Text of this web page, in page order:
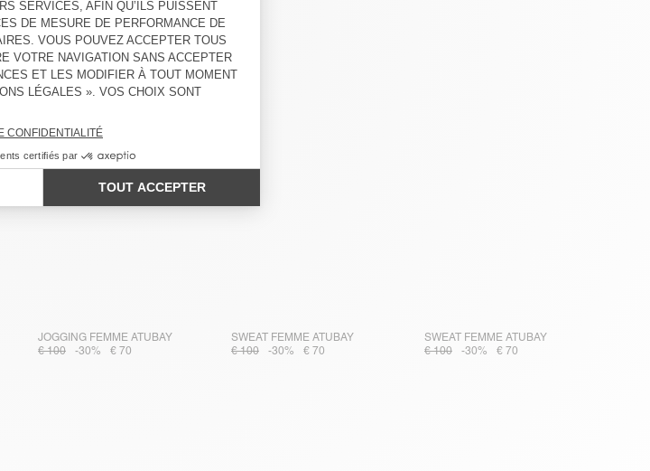
JOGGING FEMME ATUBAY
€ 100
-30% € 70
SWEAT FEMME ATUBAY
€ 100
-30% € 70
SWEAT FEMME ATUBAY
€ 100
-30% € 70